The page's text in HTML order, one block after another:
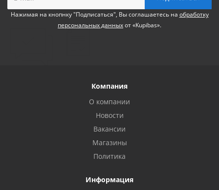
Нажимая на кнопнку "Подписаться", Вы соглашаетесь на обработку
персональных данныхот «Kupibas».
Компания
О компании
Новости
Вакансии
Магазины
Политика
Информация